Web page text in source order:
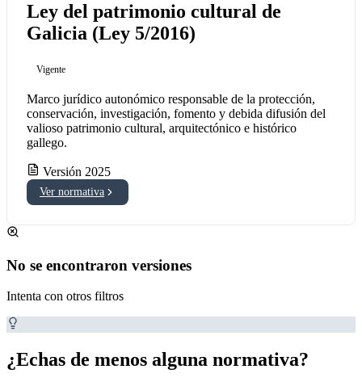
Ley del patrimonio cultural de
Galicia (Ley 5/2016)
Vigente
Marco jurídico autonómico responsable de la protección,
conservación, investigación, fomento y debida difusión del
valioso patrimonio cultural, arquitectónico e histórico
gallego.
Versión 2025
Ver normativa
No se encontraron versiones
Intenta con otros filtros
¿Echas de menos alguna normativa?